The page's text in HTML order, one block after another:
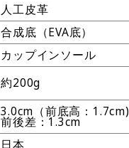
人工皮革
合成底（EVA底）
カップインソール
約200g
3.0cm（前底高：1.7cm)
前後差：1.3cm
日本